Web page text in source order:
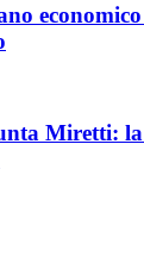
Miretti: